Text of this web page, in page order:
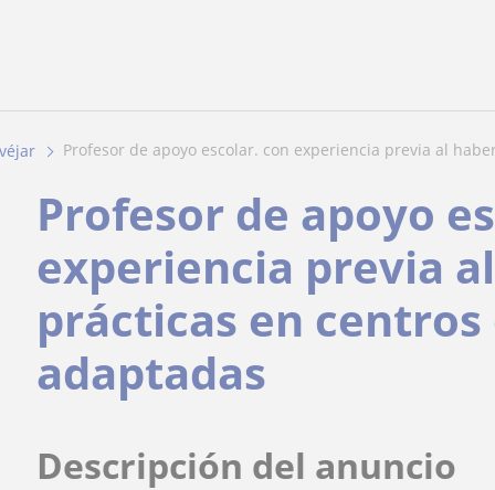
profesor de apoyo escolar. con experiencia previa al
Profesor de apoyo
experiencia previa
prácticas en
adaptadas
Descripción del anuncio